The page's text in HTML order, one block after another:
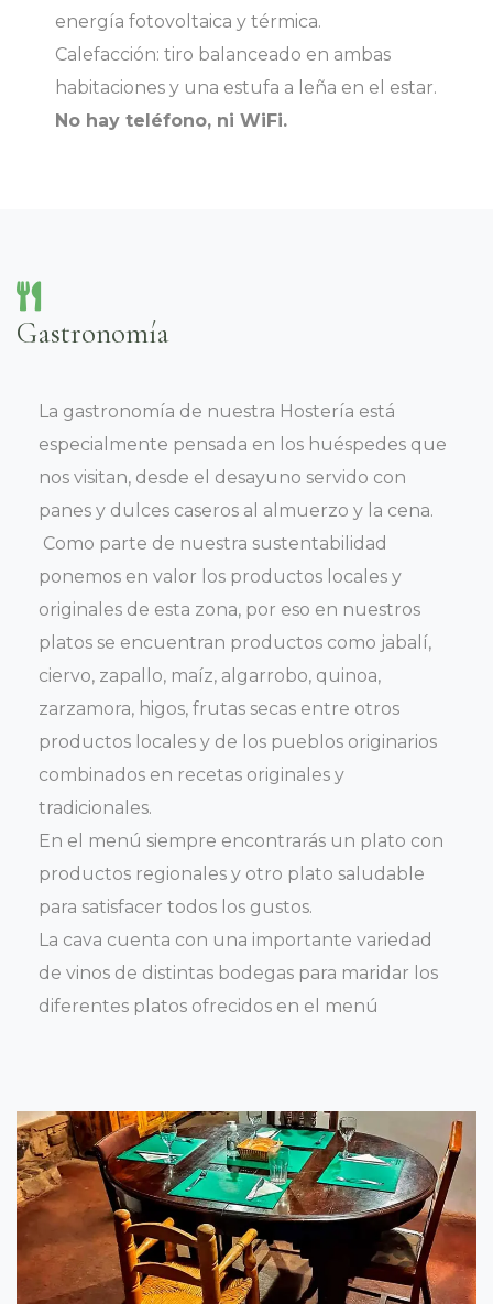
energía fotovoltaica y térmica.
Calefacción: tiro balanceado en ambas
habitaciones y una estufa a leña en el estar.
No hay teléfono, ni WiFi.
Gastronomía
La gastronomía de nuestra Hostería está
especialmente pensada en los huéspedes que
nos visitan, desde el desayuno servido con
panes y dulces caseros al almuerzo y la cena.
Como parte de nuestra sustentabilidad
ponemos en valor los productos locales y
originales de esta zona, por eso en nuestros
platos se encuentran productos como jabalí,
ciervo, zapallo, maíz, algarrobo, quinoa,
zarzamora, higos, frutas secas entre otros
productos locales y de los pueblos originarios
combinados en recetas originales y
tradicionales.
En el menú siempre encontrarás un plato con
productos regionales y otro plato saludable
para satisfacer todos los gustos.
La cava cuenta con una importante variedad
de vinos de distintas bodegas para maridar los
diferentes platos ofrecidos en el menú